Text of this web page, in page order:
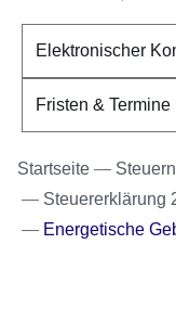
Finanzamt
Elektronischer
Fristen & Termine
Startseite Steuern
Steuererklärung
Energetische